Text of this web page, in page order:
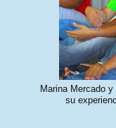
Marina Mercado
su